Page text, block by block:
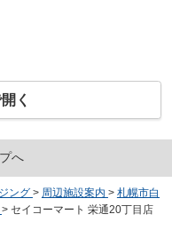
く
へ
ング > 周辺施設案内 > 札幌市白
> セイコーマート 栄通20丁目店